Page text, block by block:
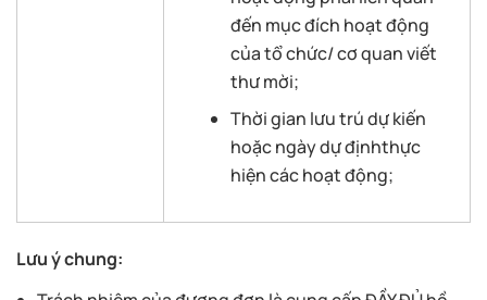
đến mục đích hoạt động
của tổ chức/ cơ quan viết
thư mời;
Thời gian lưu trú dự kiến
hoặc ngày dự địnhthực
hiện các hoạt động;
Lưu ý chung: